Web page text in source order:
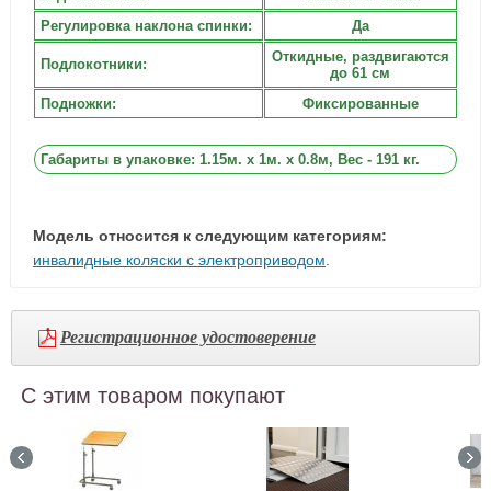
Регулировка наклона спинки:
Да
Подлокотники:
Откидные, раздвигаются
до 61 см
Подножки:
Фиксированные
Габариты в упаковке: 1.15м. x 1м. x 0.8м, Вес - 191 кг.
Модель относится к следующим категориям:
инвалидные коляски с электроприводом
Регистрационное удостоверение
С этим товаром покупают